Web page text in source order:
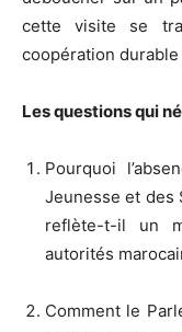
cette visite se
coopération durable
Les questions qui
Pourquoi
Jeunesse et des
reflète-t-il un
autorités
Comment le